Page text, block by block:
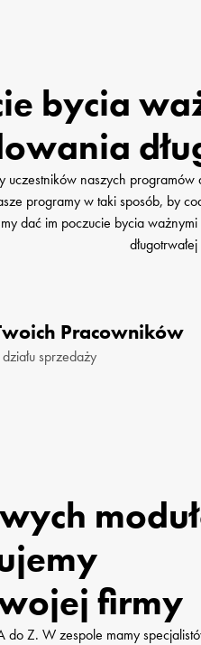
bycia
uczestników naszych
programy w taki sposób, by
Pracowników
sprzedaży
firmy
Z. W zespole mamy